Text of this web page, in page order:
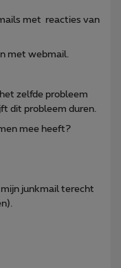
met reacties van
met webmail.
zelfde probleem
dit probleem duren.
mee heeft?
junkmail terecht